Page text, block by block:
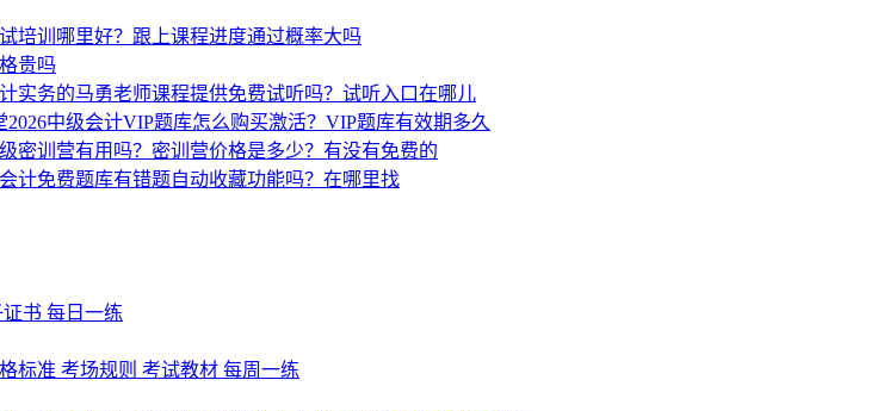
证书 每日一练
标准 考场规则 考试教材 每周一练